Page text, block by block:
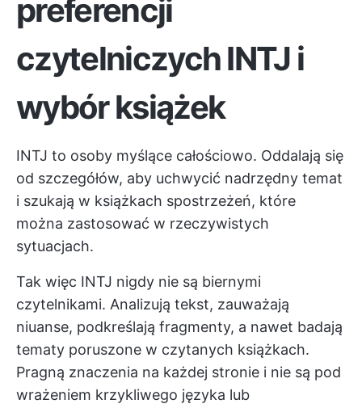
preferencji
czytelniczych INTJ i
wybór książek
INTJ to osoby myślące całościowo. Oddalają się
od szczegółów, aby uchwycić nadrzędny temat
i szukają w książkach spostrzeżeń, które
można zastosować w rzeczywistych
sytuacjach.
Tak więc INTJ nigdy nie są biernymi
czytelnikami. Analizują tekst, zauważają
niuanse, podkreślają fragmenty, a nawet badają
tematy poruszone w czytanych książkach.
Pragną znaczenia na każdej stronie i nie są pod
wrażeniem krzykliwego języka lub